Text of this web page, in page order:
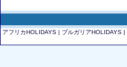
アフリカHOLIDAYS | ブルガリアHOLIDAYS |